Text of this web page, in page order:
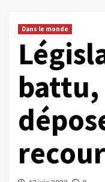
Dans le monde